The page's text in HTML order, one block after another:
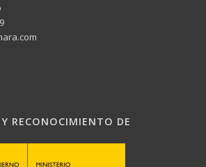
RECONOCIMIENTO DE